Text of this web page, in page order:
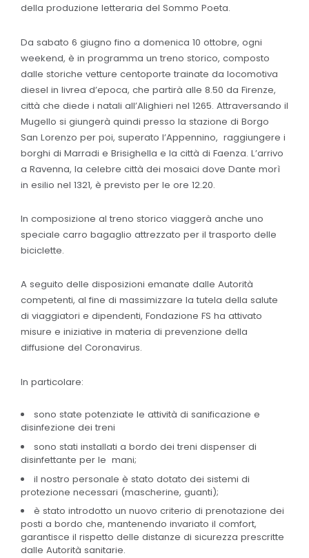
della produzione letteraria del Sommo Poeta.
Da sabato 6 giugno fino a domenica 10 ottobre, ogni
weekend, è in programma un treno storico, composto
dalle storiche vetture centoporte trainate da locomotiva
diesel in livrea d’epoca, che partirà alle 8.50 da Firenze,
città che diede i natali all’Alighieri nel 1265. Attraversando il
Mugello si giungerà quindi presso la stazione di Borgo
San Lorenzo per poi, superato l’Appennino, raggiungere i
borghi di Marradi e Brisighella e la città di Faenza. L’arrivo
a Ravenna, la celebre città dei mosaici dove Dante morì
in esilio nel 1321, è previsto per le ore 12.20.
In composizione al treno storico viaggerà anche uno
speciale carro bagaglio attrezzato per il trasporto delle
biciclette.
A seguito delle disposizioni emanate dalle Autorità
competenti, al fine di massimizzare la tutela della salute
di viaggiatori e dipendenti, Fondazione FS ha attivato
misure e iniziative in materia di prevenzione della
diffusione del Coronavirus.
In particolare:
sono state potenziate le attività di sanificazione e
disinfezione dei treni
sono stati installati a bordo dei treni dispenser di
disinfettante per le mani;
il nostro personale è stato dotato dei sistemi di
protezione necessari (mascherine, guanti);
è stato introdotto un nuovo criterio di prenotazione dei
posti a bordo che, mantenendo invariato il comfort,
garantisce il rispetto delle distanze di sicurezza prescritte
dalle Autorità sanitarie.